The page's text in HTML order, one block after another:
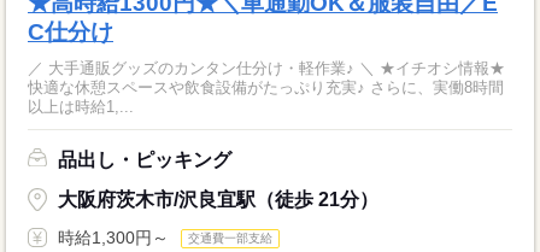
C仕分け
／ 大手通販グッズのカンタン仕分け・軽作業♪ ＼ ★イチオシ情報★
快適な休憩スペースや飲食設備がたっぷり充実♪ さらに、実働8時間
以上は時給1,...
品出し・ピッキング
大阪府茨木市/沢良宜駅（徒歩 21分）
時給1,300円～ 交通費一部支給